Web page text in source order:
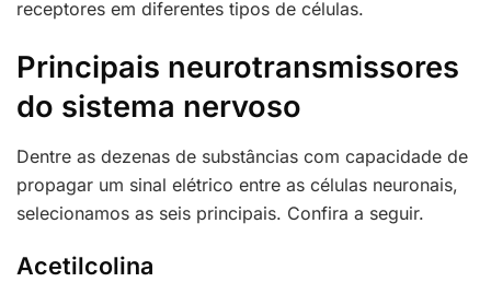
receptores em diferentes tipos de células.
Principais neurotransmissores
do sistema nervoso
Dentre as dezenas de substâncias com capacidade de
propagar um sinal elétrico entre as células neuronais,
selecionamos as seis principais. Confira a seguir.
Acetilcolina